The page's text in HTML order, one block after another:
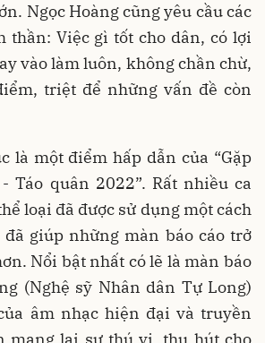
Ngọc Hoàng cũng yêu cầu các
thần: Việc gì tốt cho dân, có lợi
vào làm luôn, không chần chừ,
triệt để những vấn đề còn
là một điểm hấp dẫn của “Gặp
Táo quân 2022”. Rất nhiều ca
loại đã được sử dụng một cách
giúp những màn báo cáo trở
Nổi bật nhất có lẽ là màn báo
(Nghệ sỹ Nhân dân Tự Long)
âm nhạc hiện đại và truyền